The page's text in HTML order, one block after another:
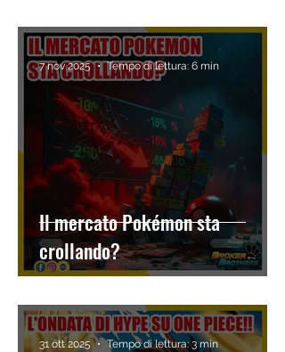
Il mercato Pokémon sta
crollando?
7 nov 2025 Tempo di lettura: 6 min
31 ott 2025 Tempo di lettura: 3 min